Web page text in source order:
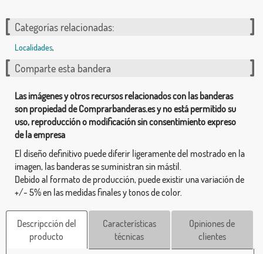
Categorías relacionadas:
Localidades,
Comparte esta bandera
Las imágenes y otros recursos relacionados con las banderas
son propiedad de Comprarbanderas.es y no está permitido su
uso, reproducción o modificación sin consentimiento expreso
de la empresa
El diseño definitivo puede diferir ligeramente del mostrado en la
imagen, las banderas se suministran sin mástil.
Debido al formato de producción, puede existir una variación de
+/- 5% en las medidas finales y tonos de color.
Descripcción del
producto
Características
técnicas
Opiniones de
clientes